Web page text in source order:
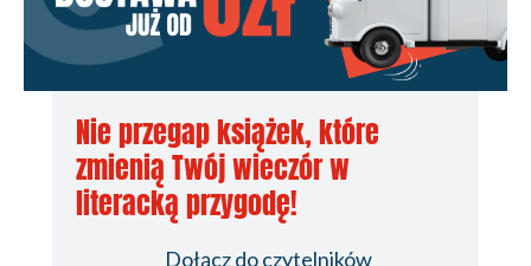
Nie przegap książek, które
zmienią Twój wieczór w
literacką przygodę!
Dołącz do czytelników